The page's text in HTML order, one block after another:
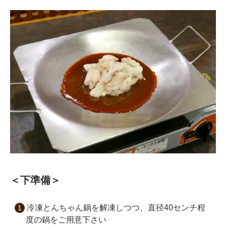
＜下準備＞
冷凍とんちゃん鍋を解凍しつつ、直径40センチ程
度の鍋をご用意下さい